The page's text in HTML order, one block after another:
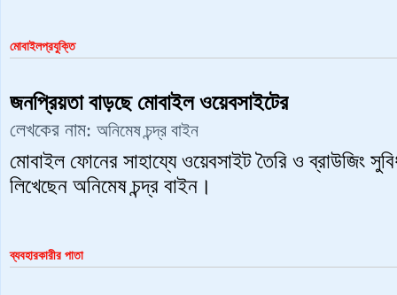
মোবাইলপ্রযুক্তি
জনপ্রিয়তা বাড়ছে মোবাইল ওয়েবসাইটের
লেখকের নাম: অনিমেষ চন্দ্র বাইন
মোবাইল ফোনের সাহায্যে ওয়েবসাইট তৈরি ও ব্রাউজিং
লিখেছেন অনিমেষ চন্দ্র বাইন।
ব্যবহারকারীর পাতা